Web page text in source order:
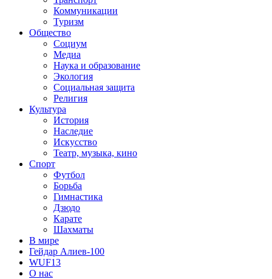
Коммуникации
Туризм
Общество
Социум
Медиа
Наука и образование
Экология
Социальная защита
Религия
Культура
История
Наследие
Искусство
Театр, музыка, кино
Спорт
Футбол
Борьба
Гимнастика
Дзюдо
Карате
Шахматы
В мире
Гейдар Алиев-100
WUF13
О нас